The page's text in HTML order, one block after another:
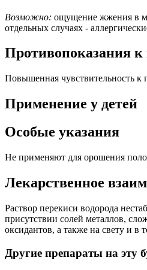
Возможно: ощущение жжения в
отдельных случаях -
Противопоказания
Повышенная чувствительность к
Применение у детей
Особые указания
Не применяют для орошения
Лекарственное
Раствор перекиси водорода
присутствии солей металлов,
оксидантов, а также на свету и в
Другие препараты на эту